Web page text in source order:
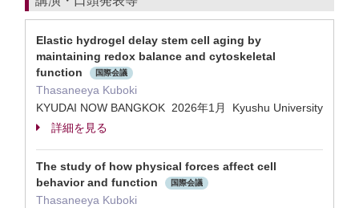
Elastic hydrogel delay stem cell aging by
maintaining redox balance and cytoskeletal
function
国際会議
Thasaneeya Kuboki
KYUDAI NOW BANGKOK 2026年1月 Kyushu University
詳細を見る
The study of how physical forces affect cell
behavior and function
国際会議
Thasaneeya Kuboki